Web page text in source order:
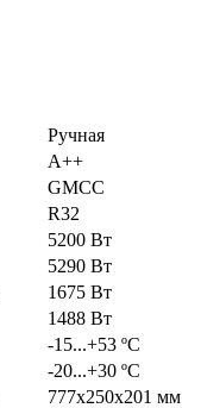
Ручная
А++
GMCC
R32
5200 Вт
5290 Вт
1675 Вт
1488 Вт
-15...+53 ºС
-20...+30 ºС
777х250х201 мм